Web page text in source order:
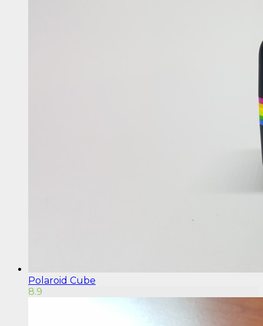
Polaroid Cube
8.9